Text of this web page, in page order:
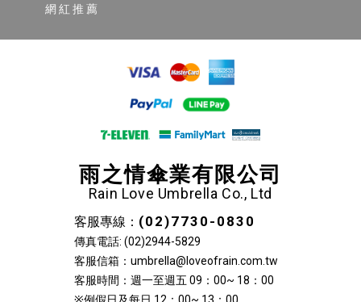
網紅推薦
雨之情傘業有限公司
Rain Love Umbrella Co., Ltd
客服專線： (02)7730-0830
傳真電話: (02)2944-5829
客服信箱：umbrella@loveofrain.com.tw
客服時間：週一至週五 09：00~ 18：00